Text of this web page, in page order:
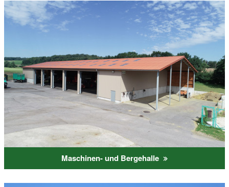
Maschinen- und Bergehalle